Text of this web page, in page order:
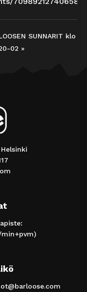
SUNNARIT klo
02 »
min+pvm)